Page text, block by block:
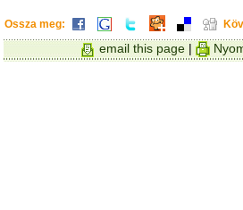
Ossza meg:
email this page |